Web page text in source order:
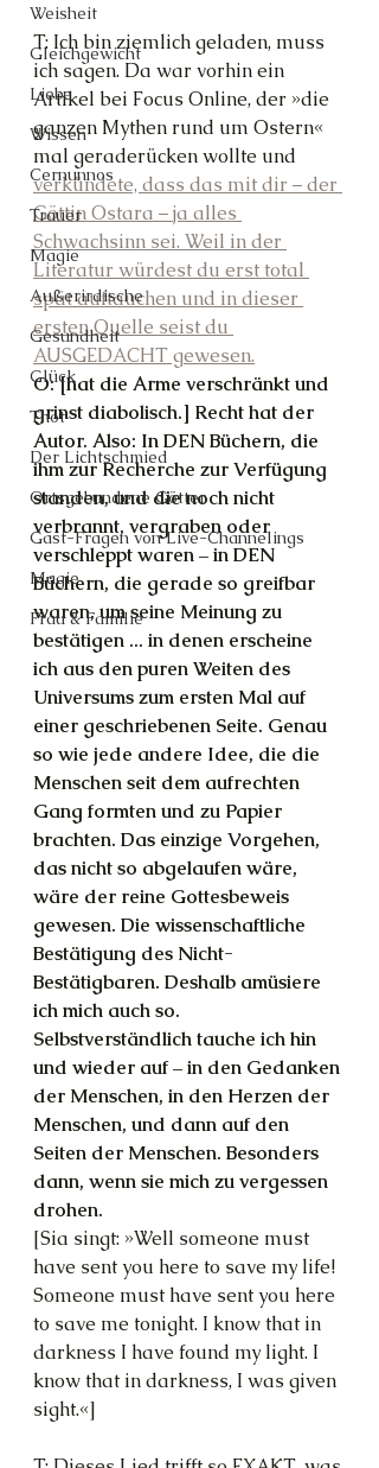
Weisheit
Gleichgewicht
Liebe
Wissen
Cernunnos
Trauer
Magie
Außerirdische
Gesundheit
Glück
Thot
Der Lichtschmied
Ortsgebundene Götter
Gast-Fragen von Live-Channelings
Magie
Frau & Familie
T: Ich bin ziemlich geladen, muss
ich sagen. Da war vorhin ein
Artikel bei Focus Online, der »die
ganzen Mythen rund um Ostern«
mal geraderücken wollte und
verkündete, dass das mit dir – der
Göttin Ostara – ja alles
Schwachsinn sei. Weil in der
Literatur würdest du erst total
spät auftauchen und in dieser
ersten Quelle seist du
AUSGEDACHT gewesen.
O: [hat die Arme verschränkt und
grinst diabolisch.] Recht hat der
Autor. Also: In DEN Büchern, die
ihm zur Recherche zur Verfügung
standen, und die noch nicht
verbrannt, vergraben oder
verschleppt waren – in DEN
Büchern, die gerade so greifbar
waren, um seine Meinung zu
bestätigen ... in denen erscheine
ich aus den puren Weiten des
Universums zum ersten Mal auf
einer geschriebenen Seite. Genau
so wie jede andere Idee, die die
Menschen seit dem aufrechten
Gang formten und zu Papier
brachten. Das einzige Vorgehen,
das nicht so abgelaufen wäre,
wäre der reine Gottesbeweis
gewesen. Die wissenschaftliche
Bestätigung des Nicht-
Bestätigbaren. Deshalb amüsiere
ich mich auch so.
Selbstverständlich tauche ich hin
und wieder auf – in den Gedanken
der Menschen, in den Herzen der
Menschen, und dann auf den
Seiten der Menschen. Besonders
dann, wenn sie mich zu vergessen
drohen.
[Sia singt: »Well someone must
have sent you here to save my life!
Someone must have sent you here
to save me tonight. I know that in
darkness I have found my light. I
know that in darkness, I was given
sight.«]